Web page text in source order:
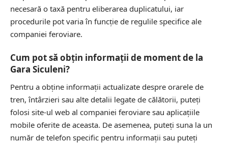
necesară o taxă pentru eliberarea duplicatului, iar
procedurile pot varia în funcție de regulile specifice ale
companiei feroviare.
Cum pot să obțin informații de moment de la
Gara Siculeni?
Pentru a obține informații actualizate despre orarele de
tren, întârzieri sau alte detalii legate de călătorii, puteți
folosi site-ul web al companiei feroviare sau aplicațiile
mobile oferite de aceasta. De asemenea, puteți suna la un
număr de telefon specific pentru informații sau puteți